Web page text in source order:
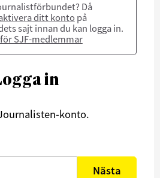
Då
ditt konto på
sajt innan du kan logga in.
SJF-medlemmar
in
konto.
Nästa